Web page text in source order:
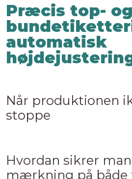
Præcis top- og
automatisk
Når produktionen
stoppe
Hvordan sikrer
mærkning på både